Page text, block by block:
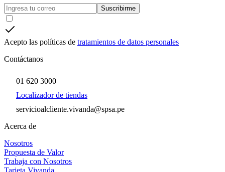
Suscribirme
Acepto las políticas de tratamientos de datos personales
Contáctanos
01 620 3000
Localizador de tiendas
servicioalcliente.vivanda@spsa.pe
Acerca de
Nosotros
Propuesta de Valor
Trabaja con Nosotros
Tarjeta Vivanda